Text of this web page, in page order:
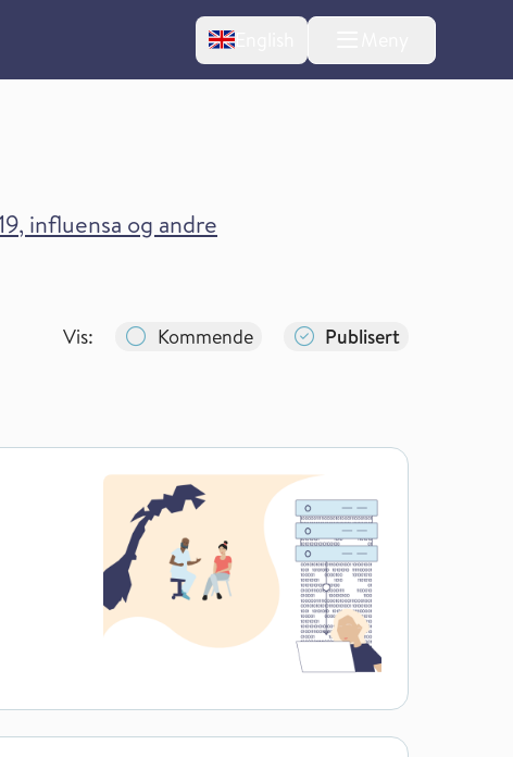
English
influensa og andre
Vis: Kommende Publisert